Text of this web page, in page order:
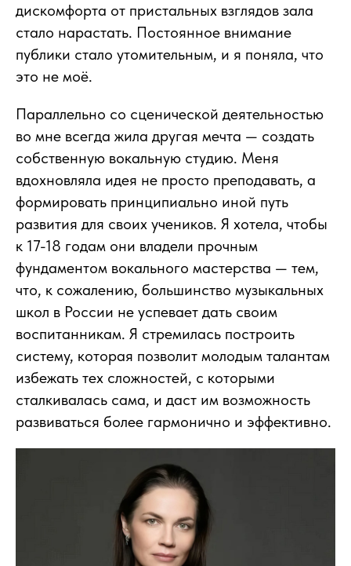
дискомфорта от пристальных взглядов зала
стало нарастать. Постоянное внимание
публики стало утомительным, и я поняла, что
это не моё.
Параллельно со сценической деятельностью
во мне всегда жила другая мечта — создать
собственную вокальную студию. Меня
вдохновляла идея не просто преподавать, а
формировать принципиально иной путь
развития для своих учеников. Я хотела, чтобы
к 17-18 годам они владели прочным
фундаментом вокального мастерства — тем,
что, к сожалению, большинство музыкальных
школ в России не успевает дать своим
воспитанникам. Я стремилась построить
систему, которая позволит молодым талантам
избежать тех сложностей, с которыми
сталкивалась сама, и даст им возможность
развиваться более гармонично и эффективно.